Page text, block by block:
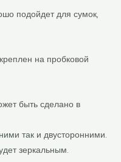
подойдет для сумок,
на пробковой
быть сделано в
так и двусторонними.
зеркальным.